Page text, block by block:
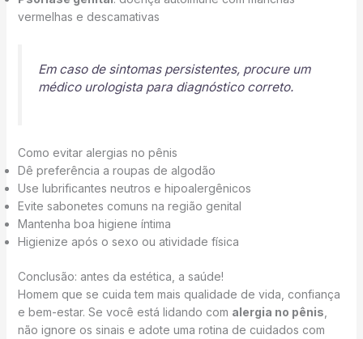
vermelhas e descamativas
Em caso de sintomas persistentes, procure um
médico urologista para diagnóstico correto.
Como evitar alergias no pênis
Dê preferência a roupas de algodão
Use lubrificantes neutros e hipoalergênicos
Evite sabonetes comuns na região genital
Mantenha boa higiene íntima
Higienize após o sexo ou atividade física
Conclusão: antes da estética, a saúde!
Homem que se cuida tem mais qualidade de vida, confiança
e bem-estar. Se você está lidando com alergia no pênis
não ignore os sinais e adote uma rotina de cuidados com